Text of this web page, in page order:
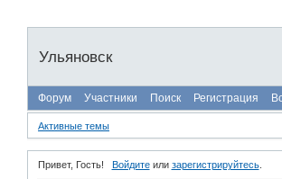
Ульяновск
Форум Участники Поиск Регистрация
Активные темы
Привет, Гость! Войдитеили зарегистрируйтесь.